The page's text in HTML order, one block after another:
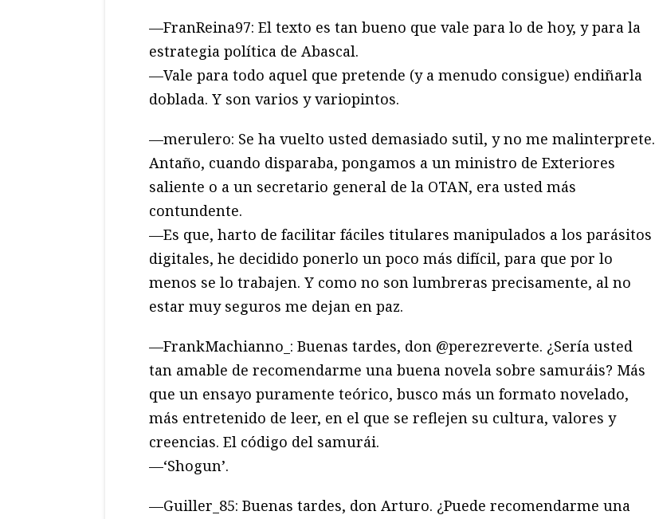
—FranReina97: El texto es tan bueno que vale para lo de hoy, y para la
estrategia política de Abascal.
—Vale para todo aquel que pretende (y a menudo consigue) endiñarla
doblada. Y son varios y variopintos.
—merulero: Se ha vuelto usted demasiado sutil, y no me malinterprete.
Antaño, cuando disparaba, pongamos a un ministro de Exteriores
saliente o a un secretario general de la OTAN, era usted más
contundente.
—Es que, harto de facilitar fáciles titulares manipulados a los parásitos
digitales, he decidido ponerlo un poco más difícil, para que por lo
menos se lo trabajen. Y como no son lumbreras precisamente, al no
estar muy seguros me dejan en paz.
—FrankMachianno_: Buenas tardes, don @perezreverte. ¿Sería usted
tan amable de recomendarme una buena novela sobre samuráis? Más
que un ensayo puramente teórico, busco más un formato novelado,
más entretenido de leer, en el que se reflejen su cultura, valores y
creencias. El código del samurái.
—‘Shogun’.
—Guiller_85: Buenas tardes, don Arturo. ¿Puede recomendarme una